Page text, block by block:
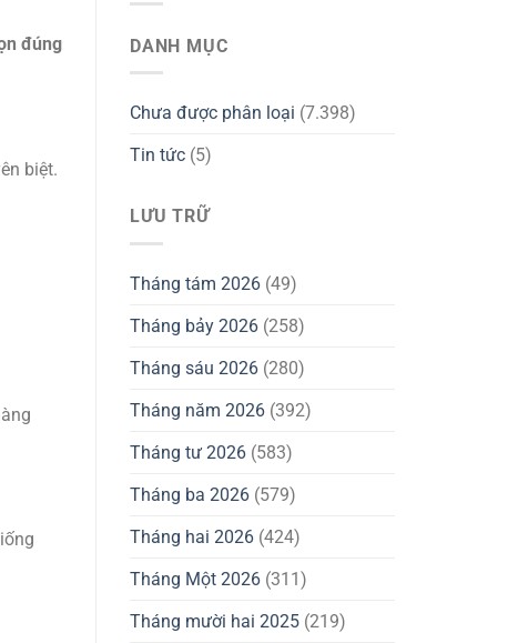
đúng
biệt.
DANH MỤC
Chưa được phân loại (7.398)
Tin tức (5)
LƯU TRỮ
Tháng tám 2026 (49)
Tháng bảy 2026 (258)
Tháng sáu 2026 (280)
Tháng năm 2026 (392)
Tháng tư 2026 (583)
Tháng ba 2026 (579)
Tháng hai 2026 (424)
Tháng Một 2026 (311)
Tháng mười hai 2025 (219)